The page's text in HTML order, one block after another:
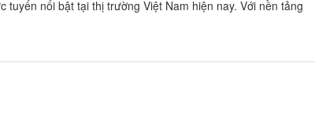
nổi bật tại thị trường Việt Nam hiện nay. Với nền tảng